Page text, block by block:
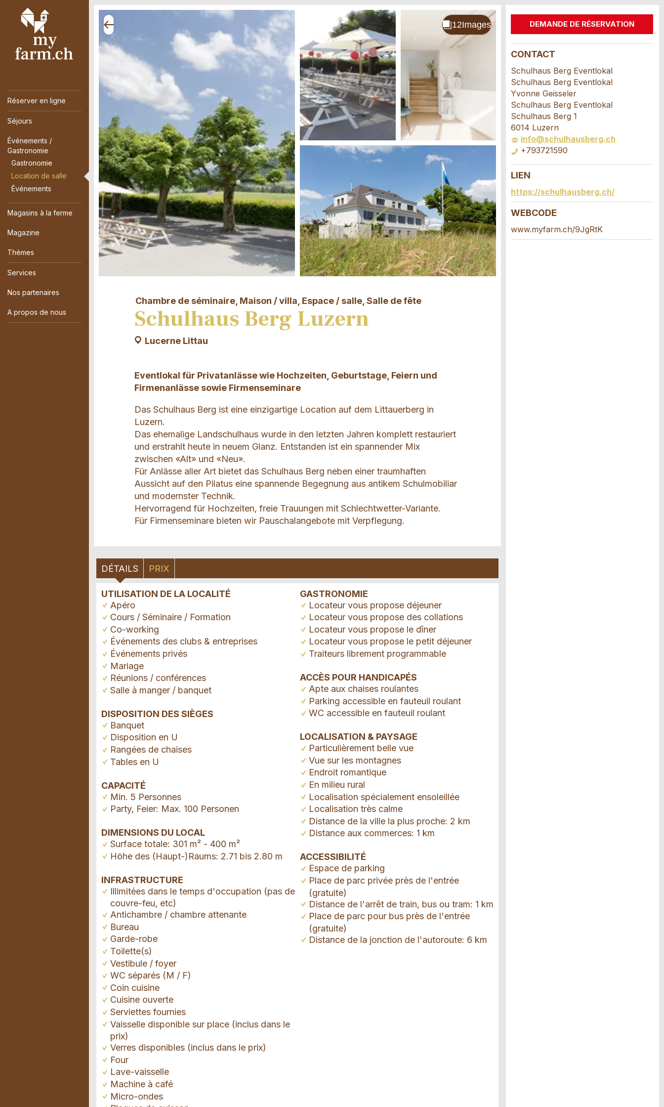
Réserver en ligne
Séjours
Événements /
Gastronomie
Gastronomie
Location de salle
Événements
Magasins à la ferme
Magazine
Thèmes
Services
Nos partenaires
A propos de nous
Chambre de séminaire, Maison / villa, Espace / salle, Salle de fête
Schulhaus Berg Luzern
Lucerne Littau
Eventlokal für Privatanlässe wie Hochzeiten, Geburtstage, Feiern und
Firmenanlässe sowie Firmenseminare
Das Schulhaus Berg ist eine einzigartige Location auf dem Littauerberg in
Luzern.
Das ehemalige Landschulhaus wurde in den letzten Jahren komplett restauriert
und erstrahlt heute in neuem Glanz. Entstanden ist ein spannender Mix
zwischen «Alt» und «Neu».
Für Anlässe aller Art bietet das Schulhaus Berg neben einer traumhaften
Aussicht auf den Pilatus eine spannende Begegnung aus antikem Schulmobiliar
und modernster Technik.
Hervorragend für Hochzeiten, freie Trauungen mit Schlechtwetter-Variante.
Für Firmenseminare bieten wir Pauschalangebote mit Verpflegung.
DÉTAILS PRIX
UTILISATION DE LA LOCALITÉ
Apéro
Cours / Séminaire / Formation
Co-working
Événements des clubs & entreprises
Événements privés
Mariage
Réunions / conférences
Salle à manger / banquet
DISPOSITION DES SIÈGES
Banquet
Disposition en U
Rangées de chaises
Tables en U
CAPACITÉ
Min. 5 Personnes
Party, Feier: Max. 100 Personen
DIMENSIONS DU LOCAL
Surface totale: 301 m² - 400 m²
Höhe des (Haupt-)Raums: 2.71 bis 2.80 m
INFRASTRUCTURE
Illimitées dans le temps d'occupation (pas de
couvre-feu, etc)
Antichambre / chambre attenante
Bureau
Garde-robe
Toilette(s)
Vestibule / foyer
WC séparés (M / F)
Coin cuisine
Cuisine ouverte
Serviettes fournies
Vaisselle disponible sur place (inclus dans le
prix)
Verres disponibles (inclus dans le prix)
Four
Lave-vaisselle
Machine à café
Micro-ondes
GASTRONOMIE
Locateur vous propose déjeuner
Locateur vous propose des collations
Locateur vous propose le dîner
Locateur vous propose le petit déjeuner
Traiteurs librement programmable
ACCÈS POUR HANDICAPÉS
Apte aux chaises roulantes
Parking accessible en fauteuil roulant
WC accessible en fauteuil roulant
LOCALISATION & PAYSAGE
Particulièrement belle vue
Vue sur les montagnes
Endroit romantique
En milieu rural
Localisation spécialement ensoleillée
Localisation très calme
Distance de la ville la plus proche: 2 km
Distance aux commerces: 1 km
ACCESSIBILITÉ
Espace de parking
Place de parc privée près de l'entrée
(gratuite)
Distance de l'arrêt de train, bus ou tram: 1 km
Place de parc pour bus près de l'entrée
(gratuite)
Distance de la jonction de l'autoroute: 6 km
DEMANDE DE RÉSERVATION
CONTACT
Schulhaus Berg Eventlokal
Schulhaus Berg Eventlokal
Yvonne Geisseler
Schulhaus Berg Eventlokal
Schulhaus Berg 1
6014 Luzern
info@schulhausberg.ch
+793721590
LIEN
https://schulhausberg.ch/
WEBCODE
www.myfarm.ch/9JgRtK